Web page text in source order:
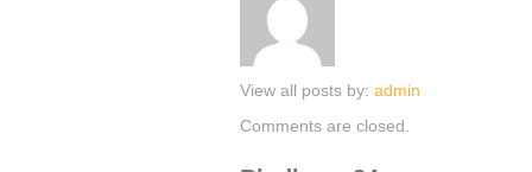
View all posts by: admin
Comments are closed.